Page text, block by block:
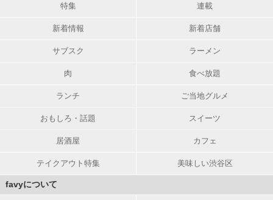
特集 連載
新着情報 新着店舗
サブスク ラーメン
肉 食べ放題
ランチ ご当地グルメ
おもしろ・話題 スイーツ
居酒屋 カフェ
テイクアウト特集 美味しい渋谷区
favyについて